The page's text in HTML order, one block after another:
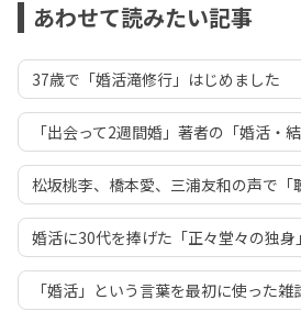
あわせて読みたい記事
37歳で「婚活滝修行」はじめました
「出会って2週間婚」著者の「婚活・
松坂桃李、橋本愛、三浦友和の声で「
婚活に30代を捧げた「正々堂々の独身
「婚活」という言葉を最初に使った雑